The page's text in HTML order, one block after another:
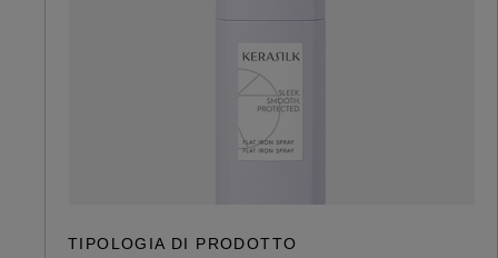
TIPOLOGIA DI PRODOTTO